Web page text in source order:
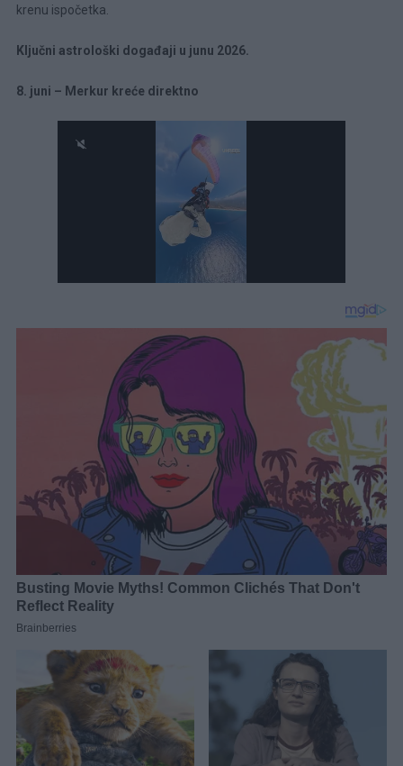
krenu ispočetka.
Ključni astrološki događaji u junu 2026.
8. juni – Merkur kreće direktno